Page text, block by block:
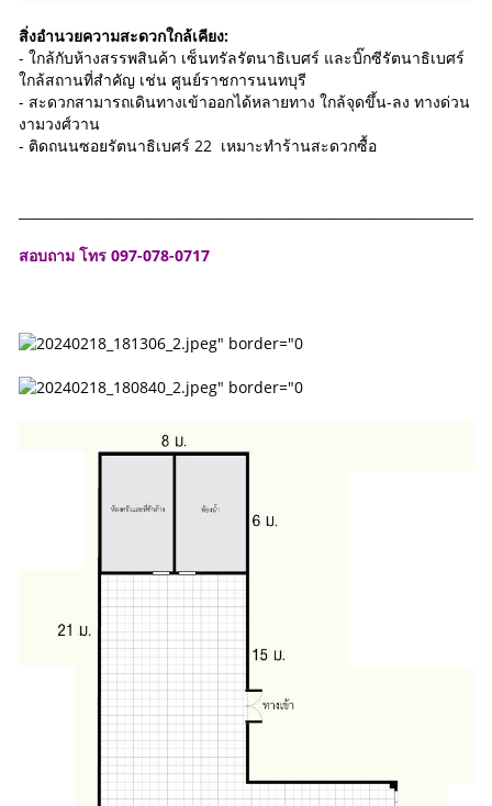
สิ่งอำนวยความสะดวกใกล้เคียง:
- ใกล้กับห้างสรรพสินค้า เซ็นทรัลรัตนาธิเบศร์ และบิ๊กซีรัตนาธิเบศร์
ใกล้สถานที่สำคัญ เช่น ศูนย์ราชการนนทบุรี
- สะดวกสามารถเดินทางเข้าออกได้หลายทาง ใกล้จุดขึ้น-ลง ทางด่วน
งามวงศ์วาน
- ติดถนนซอยรัตนาธิเบศร์ 22 เหมาะทำร้านสะดวกซื้อ
สอบถาม โทร 097-078-0717